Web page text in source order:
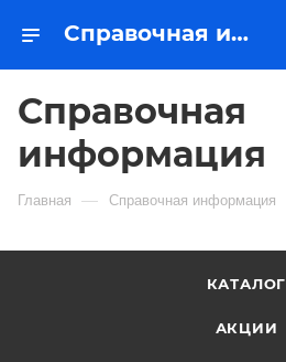
Справочная информация
Справочная
информация
Главная — Справочная информация
КАТАЛОГ
АКЦИИ